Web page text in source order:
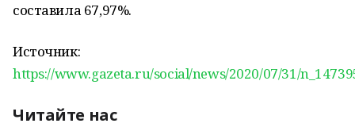
составила 67,97%.
Источник:
https://www.gazeta.ru/social/news/2020/07/31/
Читайте нас